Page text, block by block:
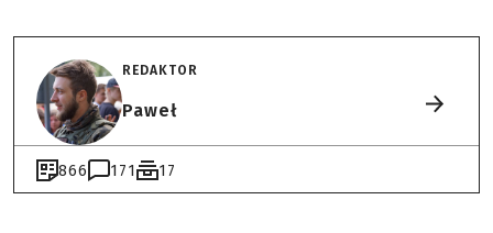
REDAKTOR
Paweł
866 171 17